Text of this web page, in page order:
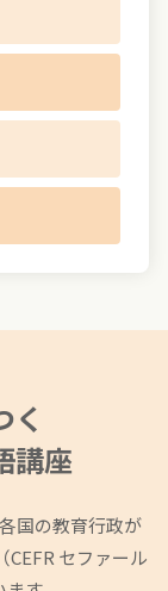
く
講座
国の教育行政が
セファール